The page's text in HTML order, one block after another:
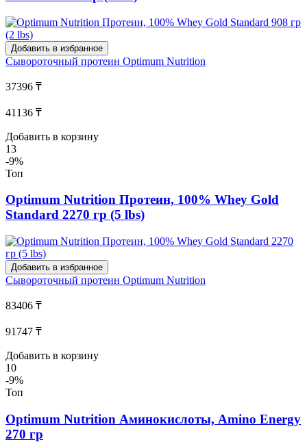
Добавить в избранное
Сывороточный протеин Optimum Nutrition
37396 ₸
41136 ₸
Добавить в корзину
13
-9%
Топ
Optimum Nutrition Протеин, 100% Whey Gold
Standard 2270 гр (5 lbs)
Добавить в избранное
Сывороточный протеин Optimum Nutrition
83406 ₸
91747 ₸
Добавить в корзину
10
-9%
Топ
Optimum Nutrition Аминокислоты, Amino Energy
270 гр